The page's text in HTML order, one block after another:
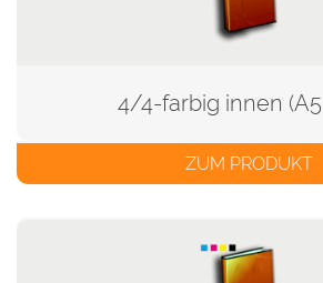
4/4-farbig innen
ZUM PRODUKT